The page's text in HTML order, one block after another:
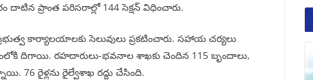
దాటిన ప్రాంత పరిసరాల్లో 144 సెక్షన్‌ విధించారు.
కార్యాలయాలకు సెలువులు ప్రకటించారు. సహాయ చర్యలు
దిగాయి. రహదారులు-భవనాల శాఖకు చెందిన 115 బృందాలు,
76 రైళ్లను రైల్వేశాఖ రద్దు చేసింది.